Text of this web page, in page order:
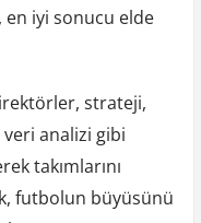
iyi sonucu elde
strateji,
veri analizi gibi
takımlarını
futbolun büyüsünü